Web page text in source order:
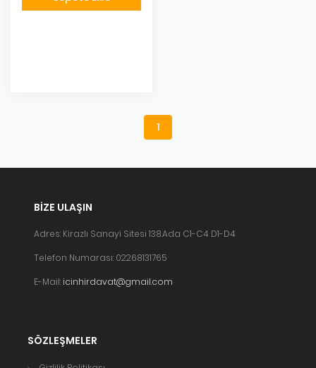
1
BIZE ULAŞIN
Adres: Kirazlı Sanayi Sitesi 138.Ada C1-C4 D1-D4
Telefon Numarası: 02268131765
E-Mail: icinhirdavat@gmail.com
SÖZLEŞMELER